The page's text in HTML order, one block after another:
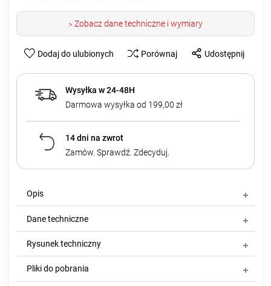
>Zobacz dane techniczne i wymiary
Dodaj do ulubionych Porównaj Udostępnij
Wysyłka w 24-48H
Darmowa wysyłka od 199,00 zł
14 dni na zwrot
Zamów. Sprawdź. Zdecyduj.
Opis
Dane techniczne
Rysunek techniczny
Pliki do pobrania